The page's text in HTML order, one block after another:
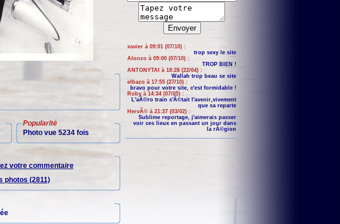
Popularité
Photo vue 5234 fois
votre commentaire
photos (2811)
xavier à 09:01 (07/10) :
trop sexy le site
Alonzo à 09:00 (07/10) :
TROP BIEN !
ANTONYTAI à 18:28 (22/04) :
Wallah trop beau se site
elbazo à 17:55 (27/10) :
bravo pour votre site, c'est formidable !
Roby à 14:34 (07/05) :
L'aÃ©ro train s'Ã©tait l'avenir,vivement
que sa reparte
HervÃ© à 21:37 (03/02) :
Sublime reportage, j'aimerais passer
voir ces lieux en passant un jour dans
la rÃ©gion